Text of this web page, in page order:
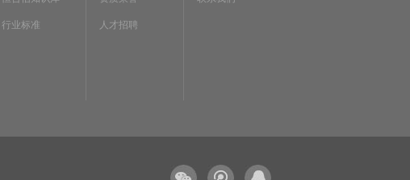
行业标准 人才招聘